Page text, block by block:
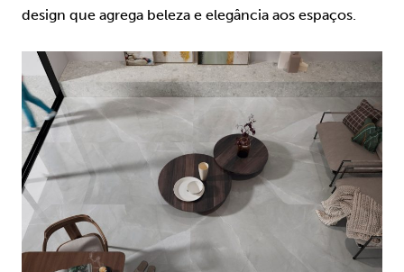
design que agrega beleza e elegância aos espaços.